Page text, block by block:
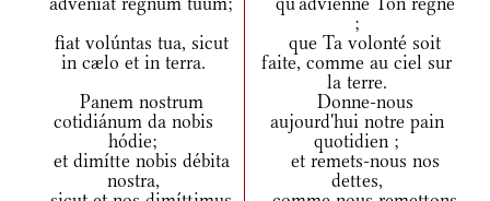
;
fiat volúntas tua, sicut
in cælo et in terra.
que Ta volonté soit
faite, comme au ciel sur
la terre.
Panem nostrum
cotidiánum da nobis
hódie;
Donne-nous
aujourd'hui notre pain
quotidien ;
et dimítte nobis débita
nostra,
et remets-nous nos
dettes,